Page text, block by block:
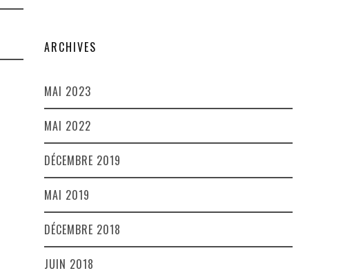
ARCHIVES
MAI 2023
MAI 2022
DÉCEMBRE 2019
MAI 2019
DÉCEMBRE 2018
JUIN 2018